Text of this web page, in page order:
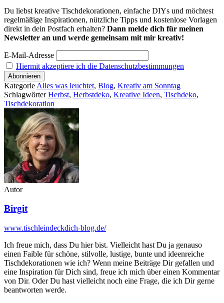
Du liebst kreative Tischdekorationen, einfache DIYs und möchtest
regelmäßige Inspirationen, nützliche Tipps und kostenlose Vorlagen
direkt in dein Postfach erhalten? Dann melde dich für meinen
Newsletter an und werde gemeinsam mit mir kreativ!
E-Mail-Adresse
Hiermit akzeptiere ich die Datenschutzbestimmungen
Kategorie Alles was leuchtet, Blog, Kreativ am Sonntag
SchlagwörterHerbst, Herbstdeko, Kreative Ideen, Tischdeko,
Tischdekoration
Autor
Birgit
www.tischleindeckdich-blog.de/
Ich freue mich, dass Du hier bist. Vielleicht hast Du ja genauso
einen Faible für schöne, stilvolle, lustige, bunte und ideenreiche
Tischdekorationen wie ich? Wenn meine Beiträge Dir gefallen und
eine Inspiration für Dich sind, freue ich mich über einen Kommentar
von Dir. Oder Du hast vielleicht noch eine Frage, die ich Dir gerne
beantworten werde.